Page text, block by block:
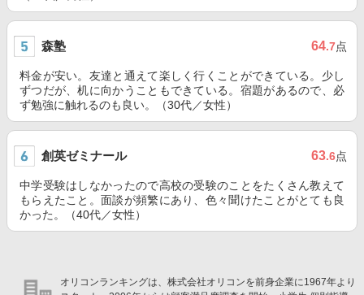
森塾 64.7点
料金が安い。友達と通えて楽しく行くことができている。少し
ずつだが、机に向かうこともできている。宿題があるので、必
ず勉強に触れるのも良い。（30代／女性）
創英ゼミナール 63.6点
中学受験はしなかったので高校の受験のことをたくさん教えて
もらえたこと。面談が頻繁にあり、色々聞けたことがとても良
かった。（40代／女性）
オリコンランキングは、株式会社オリコンを前身企業に1967年より